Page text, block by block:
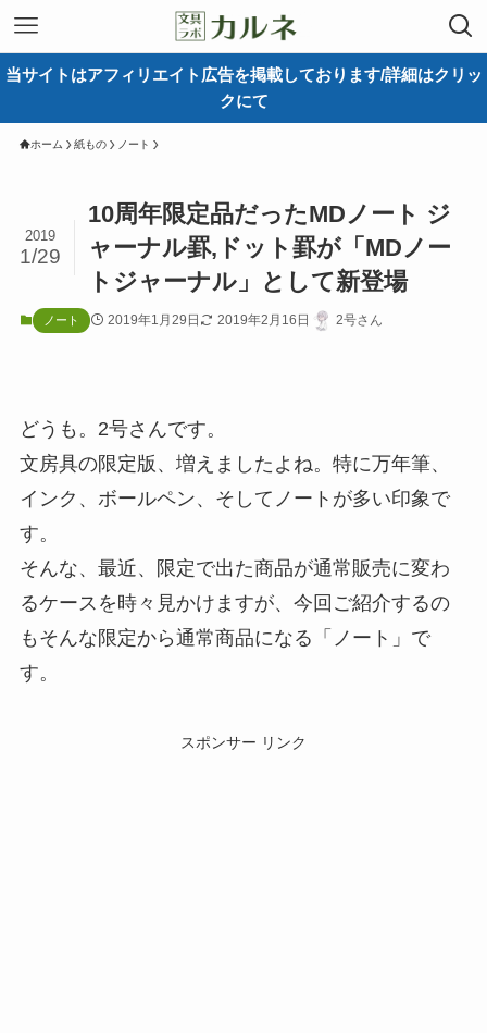
当サイトはアフィリエイト広告を掲載しております/詳細はクリッ
クにて
ホーム 紙もの ノート
10周年限定品だったMDノート ジ
ャーナル罫,ドット罫が「MDノー
トジャーナル」として新登場
2019
1/29
ノート 2019年1月29日 2019年2月16日 2号さん
どうも。2号さんです。
文房具の限定版、増えましたよね。特に万年筆、
インク、ボールペン、そしてノートが多い印象で
す。
そんな、最近、限定で出た商品が通常販売に変わ
るケースを時々見かけますが、今回ご紹介するの
もそんな限定から通常商品になる「ノート」で
す。
スポンサー リンク